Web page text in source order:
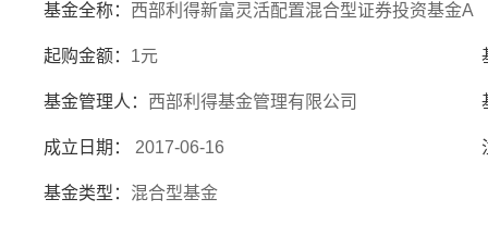
基金全称： 西部利得新富灵活配置混合型证券投资基金A
起购金额： 1元
基金管理人： 西部利得基金管理有限公司
成立日期： 2017-06-16
基金类型： 混合型基金